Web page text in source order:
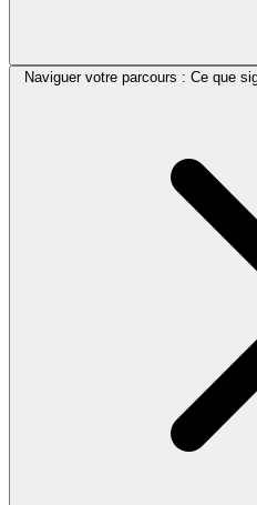
Naviguer votre parcours : Ce que